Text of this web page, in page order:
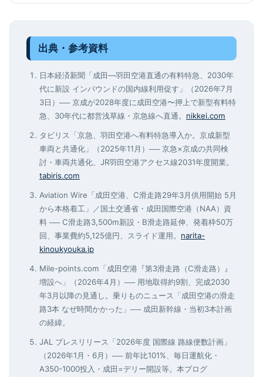
出典・参考資料
日本経済新聞「成田―羽田空港直通の有料特急、2030年
代に新設 インバウンドの国内線利用促す」（2026年7月
3日）── 京成が2028年度に成田空港〜押上で新型有料特
急、30年代に都営浅草線・京急線へ直通。 nikkei.com
タビリス「京急、羽田空港へ有料特急導入か。京成新型
車両と共通化」（2025年11月）── 京急×京成の共同検
討・車両共通化、JR羽田空港アクセス線2031年度開業。
tabiris.com
Aviation Wire「成田空港、C滑走路29年3月供用開始 5月
から本格着工」／国土交通省・成田国際空港（NAA）資
料 ── C滑走路3,500m新設・B滑走路延伸、発着枠50万
回、事業費約5,125億円、スライド運用。 narita-
kinoukyouka.jp
Mile-points.com「成田空港『第3滑走路（C滑走路）』
増設へ」（2026年4月）── 用地取得約9割、完成2030
年3月以降の見通し。乗りものニュース「成田空港の滑走
路3本 なぜ時間かかった」── 成田新幹線・当初3本計画
の経緯。
JAL プレスリリース「2026年度 国際線 路線便数計画」
（2026年1月・6月）── 前年比101%、毎日運航化・
A350-1000投入・成田=デリー開設等。本ブログ